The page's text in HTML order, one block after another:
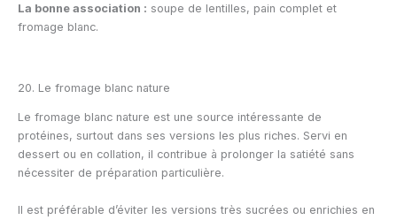
La bonne association : soupe de lentilles, pain complet et
fromage blanc.
20. Le fromage blanc nature
Le fromage blanc nature est une source intéressante de
protéines, surtout dans ses versions les plus riches. Servi en
dessert ou en collation, il contribue à prolonger la satiété sans
nécessiter de préparation particulière.
Il est préférable d’éviter les versions très sucrées ou enrichies en